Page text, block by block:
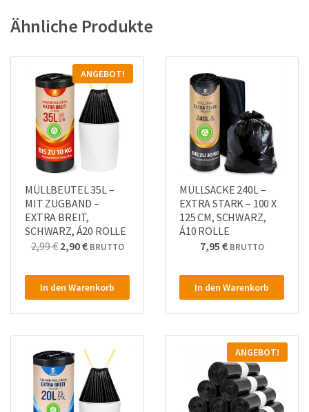
Ähnliche Produkte
ANGEBOT!
MÜLLBEUTEL 35L –
MIT ZUGBAND –
EXTRA BREIT,
SCHWARZ, Á20 ROLLE
2,99€ Ursprünglicher
war:
2,99 €2,51 €
2,90€Aktueller
ist:
2,90 €2,44 €.
BRUTTO
In den Warenkorb
MÜLLSÄCKE 240L –
EXTRA STARK – 100 X
125 CM, SCHWARZ,
Á10 ROLLE
7,95 € BRUTTO
In den Warenkorb
ANGEBOT!